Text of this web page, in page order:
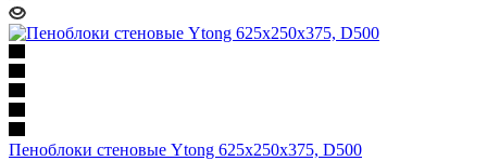
Пеноблоки стеновые Ytong 625х250х375, D500